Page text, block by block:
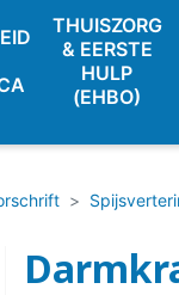
THUISZORG
& EERSTE
HULP
(EHBO)